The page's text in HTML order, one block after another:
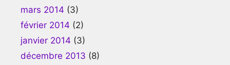
mars 2014 (3)
février 2014 (2)
janvier 2014 (3)
décembre 2013 (8)